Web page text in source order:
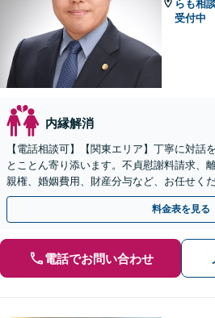
らも相
受付中
内縁解消
【電話相談可】【関東エリア】丁寧に対話
とことん寄り添います。不貞慰謝料請求、
親権、婚姻費用、財産分与など、お任せく
ご相談をお待ちしております【休日・夜間
料金表を見る
電話でお問い合わせ